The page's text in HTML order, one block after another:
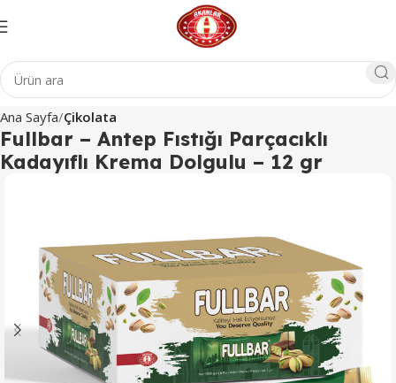
Ana Sayfa Çikolata
Fullbar – Antep Fıstığı Parçacıklı
Kadayıflı Krema Dolgulu – 12 gr